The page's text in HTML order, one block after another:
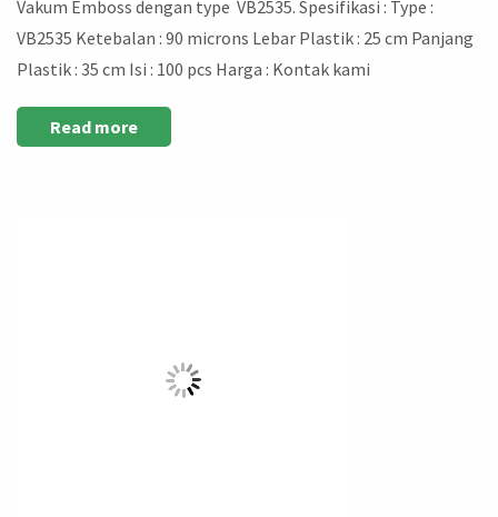
Vakum Emboss dengan type VB2535. Spesifikasi : Type :
VB2535 Ketebalan : 90 microns Lebar Plastik : 25 cm Panjang
Plastik : 35 cm Isi : 100 pcs Harga : Kontak kami
Read more